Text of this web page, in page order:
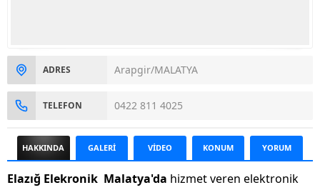
ADRES Arapgir/MALATYA
TELEFON 0422 811 4025
HAKKINDA GALERİ VİDEO KONUM YORUM
Elazığ Elekronik Malatya'da hizmet veren elektronik